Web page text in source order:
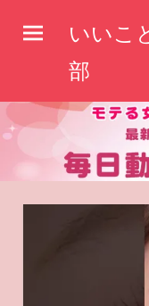
へ
いいこ
部